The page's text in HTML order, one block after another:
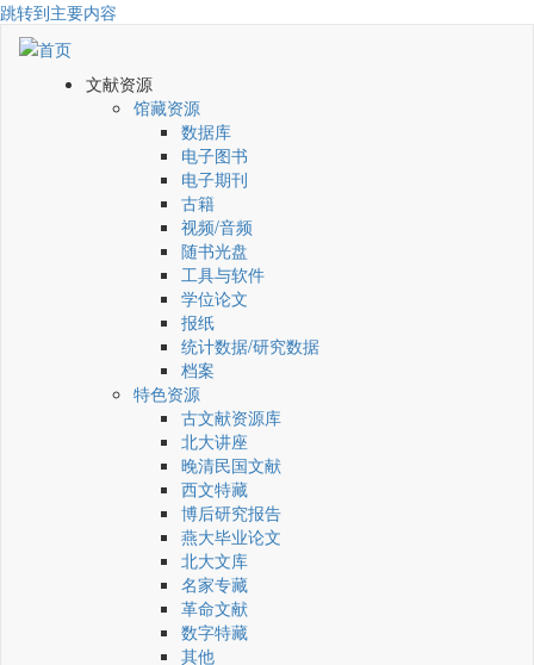
跳转到主要内容
文献资源
馆藏资源
数据库
电子图书
电子期刊
古籍
视频/音频
随书光盘
工具与软件
学位论文
报纸
统计数据/研究数据
档案
特色资源
古文献资源库
北大讲座
晚清民国文献
西文特藏
博后研究报告
燕大毕业论文
北大文库
名家专藏
革命文献
数字特藏
其他